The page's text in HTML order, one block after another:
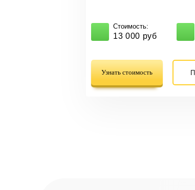
Стоимость:
13 000 руб
Узнать стоимость